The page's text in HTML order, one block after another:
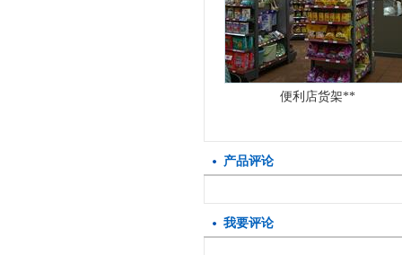
便利店货架**
产品评论
我要评论